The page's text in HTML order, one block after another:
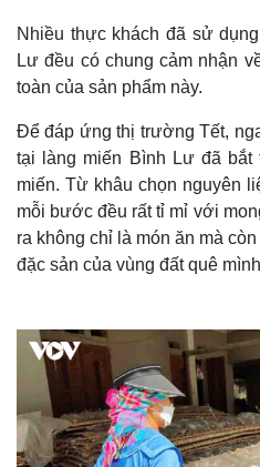
Nhiều thực khách đã sử
Lư đều có chung cảm nhận
toàn của sản phẩm này.
Để đáp ứng thị trường Tết,
tại làng miến Bình Lư đã bắt
miến. Từ khâu chọn nguyên
mỗi bước đều rất tỉ mỉ với
ra không chỉ là món ăn mà
đặc sản của vùng đất quê